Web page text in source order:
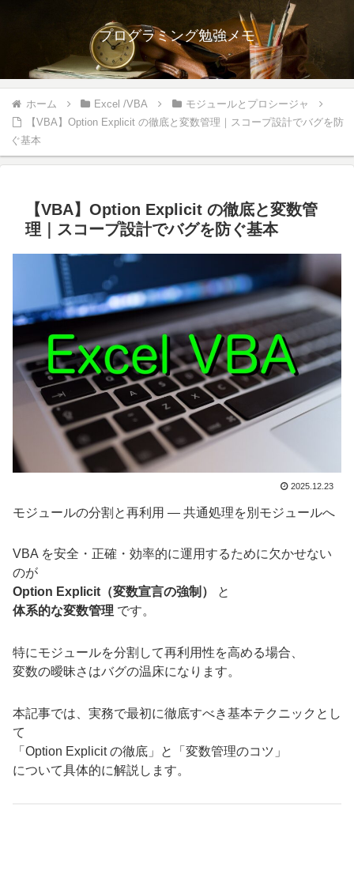
プログラミング勉強メモ
ホーム Excel /VBA
モジュールとプロシージャ
【VBA】Option Explicit の徹底と変数管理｜スコープ設計でバグを防
ぐ基本
【VBA】Option Explicit の徹底と変数管
理｜スコープ設計でバグを防ぐ基本
2025.12.23
モジュールの分割と再利用 ― 共通処理を別モジュールへ
VBA を安全・正確・効率的に運用するために欠かせない
のが
Option Explicit（変数宣言の強制）
と
体系的な変数管理 です。
特にモジュールを分割して再利用性を高める場合、
変数の曖昧さはバグの温床になります。
本記事では、実務で最初に徹底すべき基本テクニックとし
て
「Option Explicit の徹底」と「変数管理のコツ」
について具体的に解説します。